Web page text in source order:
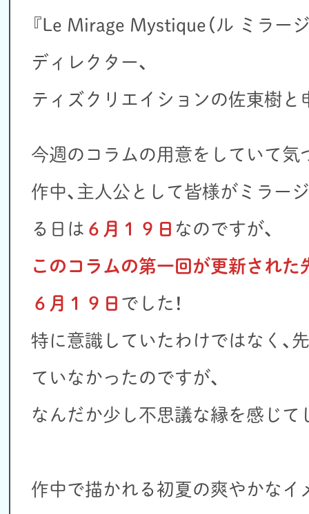
『Le Mirage Mystique（ル ミラー
ディレクター、
ティズクリエイションの佐東樹と
今週のコラムの用意をしていて気
作中、主人公として皆様がミラー
る日は ６月１９日 なのですが、
このコラムの第一回が更新された
６月１９日 でした！
特に意識していたわけではなく、
ていなかったのですが、
なんだか少し不思議な縁を感じて
作中で描かれる初夏の爽やかなイ